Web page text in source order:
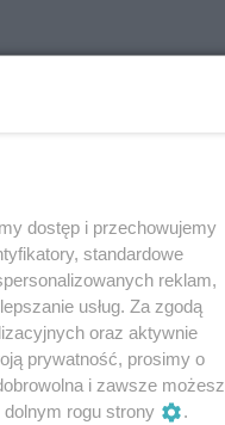
dostęp i przechowujemy
standardowe
reklam,
usług. Za zgodą
oraz aktywnie
prywatność, prosimy o
i zawsze możesz
rogu strony
.